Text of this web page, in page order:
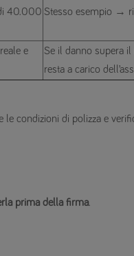
40.000 Stesso esempio →
e
Se il danno supera
resta a carico
le condizioni di polizza e
prima della firma.